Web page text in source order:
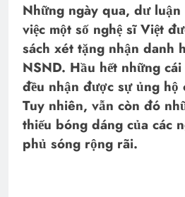
Những ngày qua, dư luận
việc một số nghệ sĩ Việt
sách xét tặng nhận danh
NSND. Hầu hết những
đều nhận được sự ủng hộ
Tuy nhiên, vẫn còn đó
thiếu bóng dáng của các
phủ sóng rộng rãi.